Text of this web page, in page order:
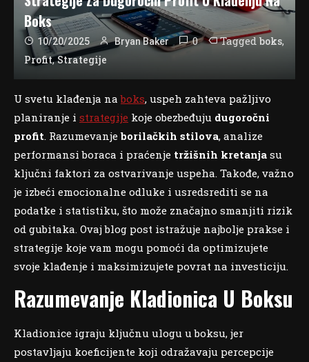
Boks
10/20/2025 Bryan Baker 0 Taggedboks,
Profit,Strategije
U svetu klađenja naboks, uspeh zahteva pažljivo
planiranje i strategije koje obezbeđuju dugoročni
profit. Razumevanjeborilačkih stilova, analize
performansi boraca i praćenje tržišnih kretanja su
ključni faktori za ostvarivanje uspeha. Takođe, važno
je izbeći emocionalne odluke i usredsrediti se na
podatke i statistiku, što može značajno smanjiti rizik
od gubitaka. Ovaj blog post istražuje najbolje prakse i
strategije koje vam mogu pomoći da optimizujete
svoje klađenje i maksimizujete povrat na investiciju.
Razumevanje Kladionica U Boksu
Kladionice igraju ključnu ulogu u boksu, jer
postavljaju koeficijente koji odražavaju percepcije